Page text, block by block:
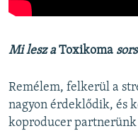
Mi lesz aToxikoma
Remélem, felkerül a
nagyon érdeklődik, és
koproducer partnerünk